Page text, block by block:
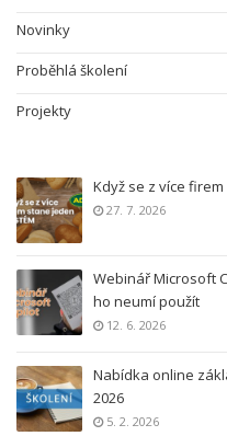
Novinky
Proběhlá školení
Projekty
Když se z více
27. 7. 2026
Webinář Microsoft
ho neumí použít
12. 6. 2026
Nabídka online
2026
5. 2. 2026